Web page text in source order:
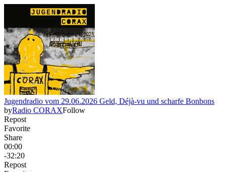
Jugendradio vom 29.06.2026 Geld, Déjà-vu und scharfe Bonbons
byRadio CORAXFollow
Repost
Favorite
Share
00:00
-32:20
Repost